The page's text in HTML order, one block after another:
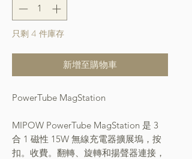
只剩 4 件庫存
新增至購物車
PowerTube MagStation
MIPOW PowerTube MagStation 是 3
合 1 磁性 15W 無線充電器擴展塢，按
扣。收費。翻轉、旋轉和揚聲器連接，